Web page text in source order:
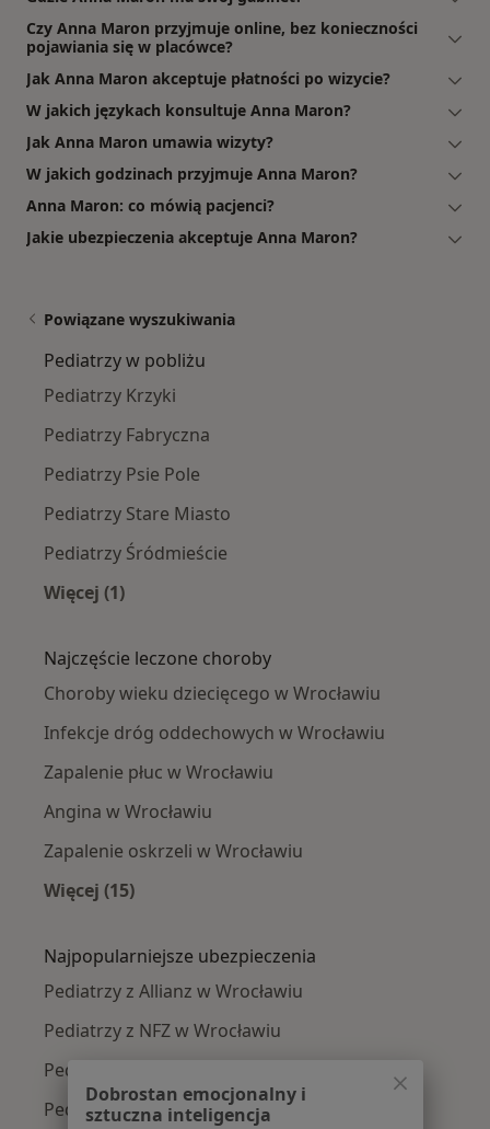
Czy Anna Maron przyjmuje online, bez konieczności
pojawiania się w placówce?
Jak Anna Maron akceptuje płatności po wizycie?
W jakich językach konsultuje Anna Maron?
Jak Anna Maron umawia wizyty?
W jakich godzinach przyjmuje Anna Maron?
Anna Maron: co mówią pacjenci?
Jakie ubezpieczenia akceptuje Anna Maron?
Powiązane wyszukiwania
Pediatrzy w pobliżu
Pediatrzy Krzyki
Pediatrzy Fabryczna
Pediatrzy Psie Pole
Pediatrzy Stare Miasto
Pediatrzy Śródmieście
Więcej (1)
Najczęście leczone choroby
Choroby wieku dziecięcego w Wrocławiu
Infekcje dróg oddechowych w Wrocławiu
Zapalenie płuc w Wrocławiu
Angina w Wrocławiu
Zapalenie oskrzeli w Wrocławiu
Więcej (15)
Najpopularniejsze ubezpieczenia
Pediatrzy z Allianz w Wrocławiu
Pediatrzy z NFZ w Wrocławiu
Pediatrzy z Medicover w Wrocławiu
Pediatrzy z POLMED w Wrocławiu
Dobrostan emocjonalny i
sztuczna inteligencja